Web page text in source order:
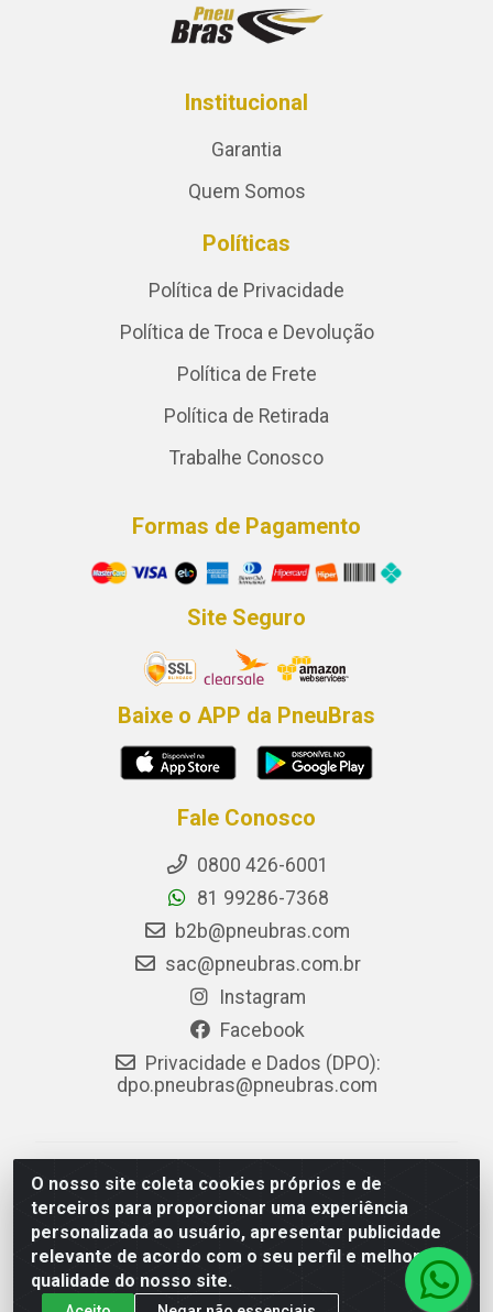
O nosso site coleta cookies próprios e de
terceiros para proporcionar uma experiência
personalizada ao usuário, apresentar publicidade
relevante de acordo com o seu perfil e melhorar a
qualidade do nosso site.
Institucional
Garantia
Quem Somos
Políticas
Política de Privacidade
Política de Troca e Devolução
Política de Frete
Política de Retirada
Trabalhe Conosco
Formas de Pagamento
Site Seguro
Baixe o APP da PneuBras
Fale Conosco
0800 426-6001
81 99286-7368
b2b@pneubras.com
sac@pneubras.com.br
Instagram
Facebook
Privacidade e Dados (DPO):
dpo.pneubras@pneubras.com
PneuBras - Rodovia BR-101, KM 82 - Prazeres,
Jaboatão dos Guararapes/PE - CEP 54.335-000 - CNPJ
08.678.386/0001-05 - Pneubras Comércio de Pneus
Ltda